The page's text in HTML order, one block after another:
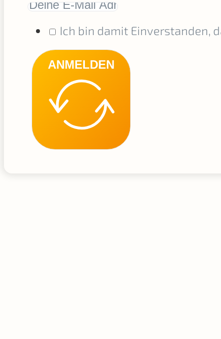
Ich bin damit Einverstanden,
ANMELDEN